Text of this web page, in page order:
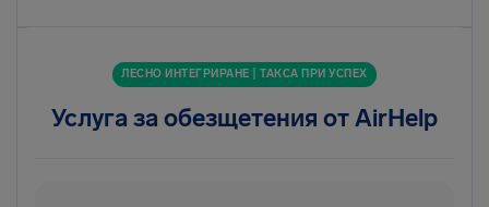
ЛЕСНО ИНТЕГРИРАНЕ | ТАКСА ПРИ УСПЕХ
Услуга за обезщетения от AirHelp